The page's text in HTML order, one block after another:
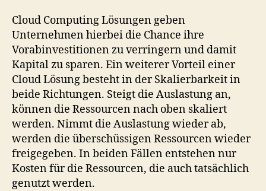
Cloud Computing Lösungen geben
Unternehmen hierbei die Chance ihre
Vorabinvestitionen zu verringern und damit
Kapital zu sparen. Ein weiterer Vorteil einer
Cloud Lösung besteht in der Skalierbarkeit in
beide Richtungen. Steigt die Auslastung an,
können die Ressourcen nach oben skaliert
werden. Nimmt die Auslastung wieder ab,
werden die überschüssigen Ressourcen wieder
freigegeben. In beiden Fällen entstehen nur
Kosten für die Ressourcen, die auch tatsächlich
genutzt werden.